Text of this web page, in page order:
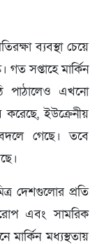
ব্যবস্থা চেয়ে
গত সপ্তাহে মার্কিন
পাঠালেও এখনো
করেছে, ইউক্রেনীয়
বদলে গেছে। তবে
দেশগুলোর প্রতি
এবং সামরিক
মার্কিন মধ্যস্থতায়